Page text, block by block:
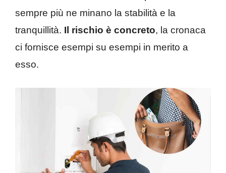
sempre più ne minano la stabilità e la
tranquillità. Il rischio è concreto, la cronaca
ci fornisce esempi su esempi in merito a
esso.